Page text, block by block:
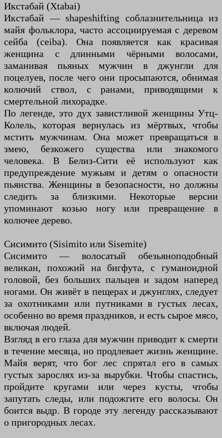
Икстабай (Xtabai)
Икстабай — shapeshifting соблазнительница из
майя фольклора, часто ассоциируемая с деревом
сейба (ceiba). Она появляется как красивая
женщина с длинными чёрными волосами,
заманивая пьяных мужчин в джунгли для
поцелуев, после чего они просыпаются, обнимая
колючий ствол, с ранами, приводящими к
смертельной лихорадке.
По легенде, это дух завистливой женщины Утц-
Колель, которая вернулась из мёртвых, чтобы
мстить мужчинам. Она может превращаться в
змею, безкожего существа или знакомого
человека. В Белиз-Сити её используют как
предупреждение мужьям и детям о опасности
пьянства. Женщины в безопасности, но должны
следить за близкими. Некоторые версии
упоминают козью ногу или превращение в
колючее дерево.
Сисимито (Sisimito или Sisemite)
Сисимито — волосатый обезьяноподобный
великан, похожий на бигфута, с гуманоидной
головой, без больших пальцев и задом наперед
ногами. Он живёт в пещерах и джунглях, следует
за охотниками или путниками в густых лесах,
особенно во время праздников, и есть сырое мясо,
включая людей.
Взгляд в его глаза для мужчин приводит к смерти
в течение месяца, но продлевает жизнь женщине.
Майя верят, что бог лес спрятал его в самых
густых зарослях из-за вырубки. Чтобы спастись,
пройдите кругами или через кусты, чтобы
запутать следы, или подожгите его волосы. Он
боится выдр. В городе эту легенду рассказывают
о пригородных лесах.